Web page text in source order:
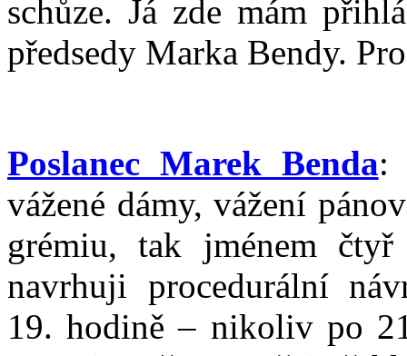
schůze. Já zde mám
předsedy Marka Bendy.
Poslanec Marek Benda:
vážené dámy, vážení
grémiu, tak jménem
navrhuji procedurální
19. hodině – nikoliv po